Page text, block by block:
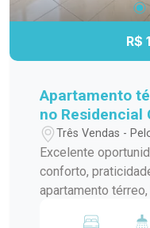
R$
Apartamento
no Residencial
Três Vendas -
Excelente
conforto, praticidade
apartamento